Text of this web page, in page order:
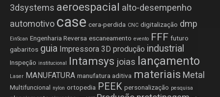
3dsystems aeroespacial alto-desempenho
automotivo case cera-perdida CNC digitalização dmp
EinScan Engenharia Reversa escaneamento evento FFF futuro
gabaritos guia Impressora 3D produção industrial
Inspeção institucional Intamsys joias lançamento
Laser MANUFATURA manufatura aditiva materiais Metal
Multifuncional nylon ortopedia PEEK personalização pesquisa